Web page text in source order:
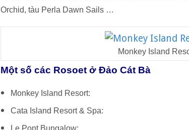
Orchid, tàu Perla Dawn Sails …
Monkey Island
Một số các Rosoet ở Đảo Cát Bà
Monkey Island Resort:
Cata Island Resort & Spa:
Le Pont Bungalow: